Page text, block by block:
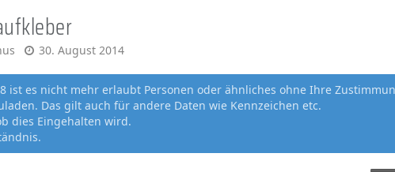
30. August 2014
ist es nicht mehr erlaubt Personen oder ähnliches ohne Ihre
Das gilt auch für andere Daten wie Kennzeichen etc.
dies Eingehalten wird.